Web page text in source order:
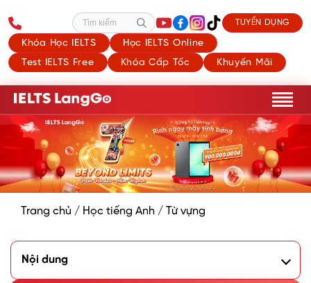
Khóa Học IELTS
Học IELTS Online
Test IELTS Free
Khóa Cấp Tốc Khuyến Mãi
Tìm kiếm TUYỂN DỤNG
Trang chủ / Học tiếng Anh / Từ vựng
Nội dung